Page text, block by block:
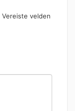
Vereiste velden